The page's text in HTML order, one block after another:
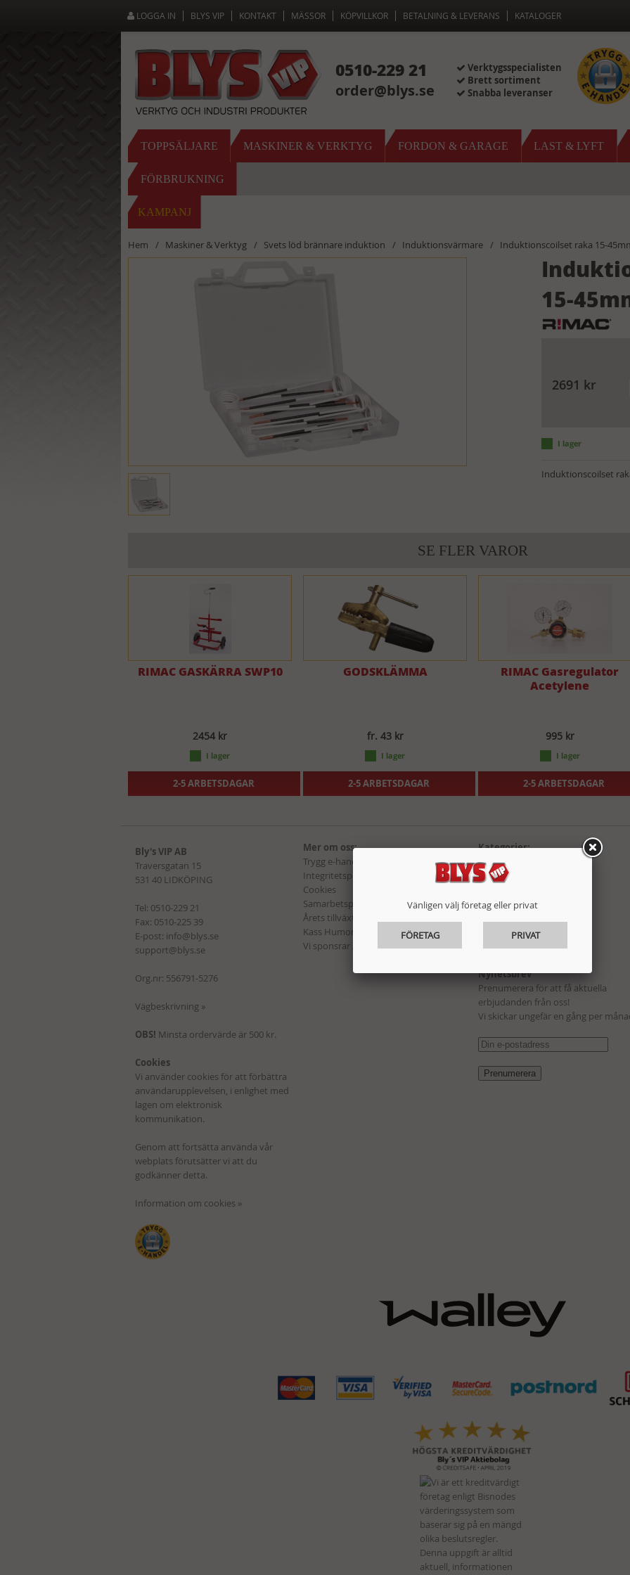
LOGGA IN BLYS VIP KONTAKT MÄSSOR KÖPVILLKOR BETALNING & LEVERANS KATALOGER
0510-229 21
order@blys.se
Verktygsspecialisten
Brett sortiment
Snabba leveranser
TOPPSÄLJARE MASKINER & VERKTYG FORDON & GARAGE LAST & LYFT
FÖRBRUKNING
KAMPANJ
Hem Maskiner & Verktyg Svets löd brännare induktion Induktionsvärmare Induktionscoilset raka 15-
15-
2691 kr
Induktionscoilset
SE FLER VAROR
RIMAC GASKÄRRA SWP10
2454 kr
2-5 ARBETSDAGAR
GODSKLÄMMA
fr. 43 kr
2-5 ARBETSDAGAR
RIMAC Gasregulator
Acetylene
995 kr
2-5 ARBETSDAGAR
Bly's VIP AB
Traversgatan 15
531 40 LIDKÖPING
Tel: 0510-229 21
Fax: 0510-225 39
E-post: info@blys.se
support@blys.se
Org.nr: 556791-5276
Vägbeskrivning »
OBS! Minsta ordervärde är 500 kr.
Cookies
Vi använder cookies för att förbättra
användarupplevelsen, i enlighet med
lagen om elektronisk
kommunikation.
Genom att fortsätta använda vår
webplats förutsätter vi att du
godkänner detta.
Information om cookies »
Mer om oss:
Trygg e-handel
Integritetspolicy
Cookies
Samarbetspartners
Årets tillväxtbolag i Lidköping 2015!
Kass Humor hos Blys VIP
Vi sponsrar Andreas Wernersson!
Kategorier:
Maskiner & Verktyg
Fordon & Garage
Hem & Fritid
Presenter
Kampanj
Nyhetsbrev
Prenumerera för att få aktuella
erbjudanden från oss!
Vi skickar ungefär en gång per
Vänligen välj företag eller privat
FÖRETAG PRIVAT